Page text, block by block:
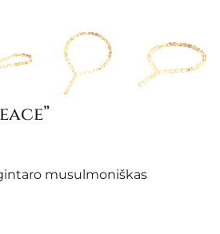
musulmoniškas